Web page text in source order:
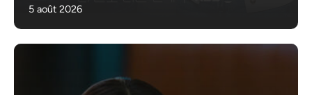
5 août 2026